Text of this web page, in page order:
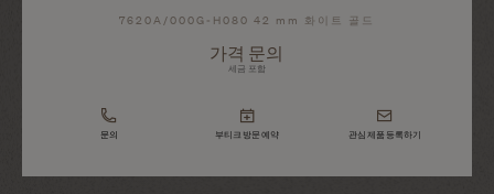
7620A/000G-H080 42 mm 화이트 골드
가격 문의
세금 포함
문의 부티크 방문 예약 관심 제품 등록하기